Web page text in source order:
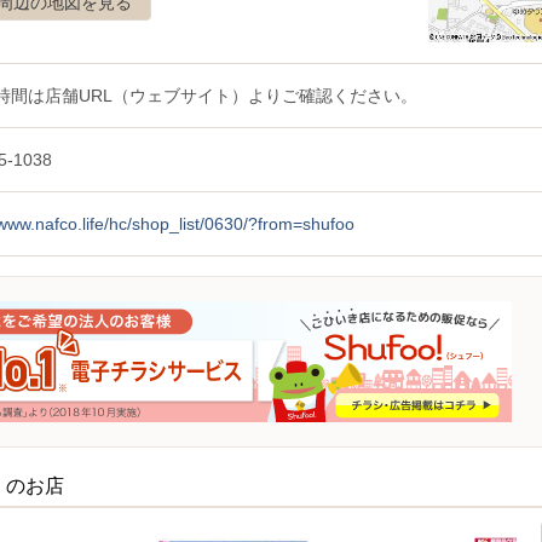
は店舗URL（ウェブサイト）よりご確認ください。
1038
hc/shop_list/0630/?from=shufoo
のお店